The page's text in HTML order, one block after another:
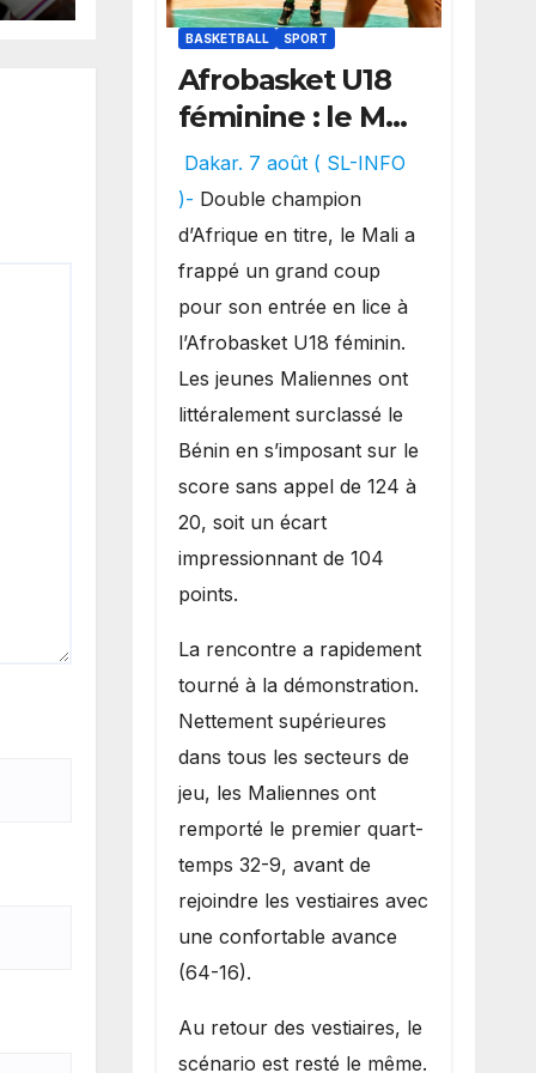
BASKETBALL SPORT
Afrobasket U18
féminine : le Mali
réalise un
véritable festival
offensif et
inflige une
lourde défaite
au Bénin.
Dakar. 7 août ( SL-INFO
)- Double champion
d’Afrique en titre, le Mali a
frappé un grand coup
pour son entrée en lice à
l’Afrobasket U18 féminin.
Les jeunes Maliennes ont
littéralement surclassé le
Bénin en s’imposant sur le
score sans appel de 124 à
20, soit un écart
impressionnant de 104
points.
La rencontre a rapidement
tourné à la démonstration.
Nettement supérieures
dans tous les secteurs de
jeu, les Maliennes ont
remporté le premier quart-
temps 32-9, avant de
rejoindre les vestiaires avec
une confortable avance
(64-16).
Au retour des vestiaires, le
scénario est resté le même.